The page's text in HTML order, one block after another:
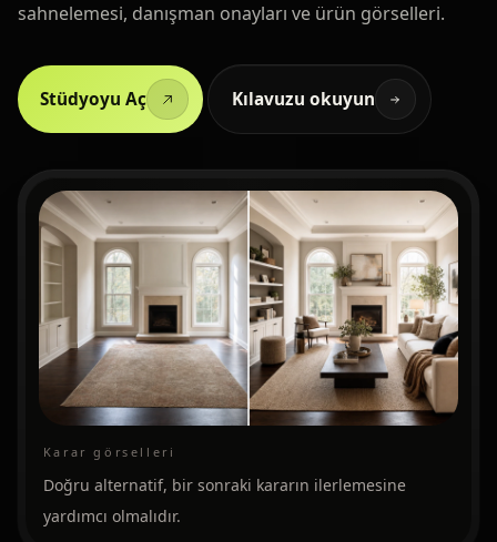
sahnelemesi, danışman onayları ve ürün görselleri.
Stüdyoyu Aç Kılavuzu okuyun
Karar görselleri
Doğru alternatif, bir sonraki kararın ilerlemesine
yardımcı olmalıdır.